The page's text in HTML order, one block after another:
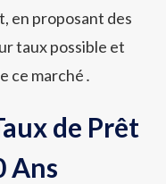
en proposant des
taux possible et
ce marché․
de Prêt
Ans